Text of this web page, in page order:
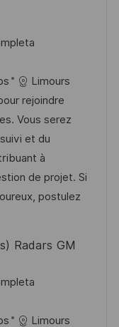
Limours
rejoindre
Vous serez
et du
à
de projet. Si
postulez
Radars GM
Limours